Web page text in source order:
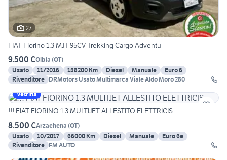
27
FIAT Fiorino 1.3 MJT 95CV Trekking Cargo Adventu
9.500 €Olbia (OT)
Usato
11/2016 158200 Km Diesel Manuale
Euro 6
Rivenditore DRMotors Usato Multimarca Viale Aldo Moro 280
Vetrina
!!! FIAT FIORINO 1.3 MULTIJET ALLESTITO ELETTRICIS
8.500 €Arzachena (OT)
Usato
10/2017 66000 Km Diesel Manuale
Euro 6e
Rivenditore FM AUTO